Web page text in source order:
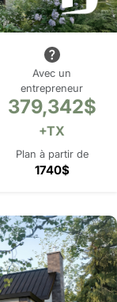
Avec un
entrepreneur
379,342$
+TX
Plan à partir de
1740$